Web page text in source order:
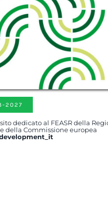
2027
dedicato al FEASR della
e della Commissione europea